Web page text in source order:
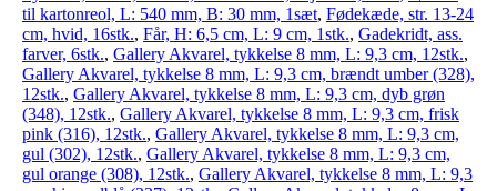
til kartonreol, L: 540 mm, B: 30 mm, 1sæt, Fødekæde, str. 13-24
cm, hvid, 16stk., Får, H: 6,5 cm, L: 9 cm, 1stk., Gadekridt, ass.
farver, 6stk., Gallery Akvarel, tykkelse 8 mm, L: 9,3 cm, 12stk.,
Gallery Akvarel, tykkelse 8 mm, L: 9,3 cm, brændt umber (328),
12stk., Gallery Akvarel, tykkelse 8 mm, L: 9,3 cm, dyb grøn
(348), 12stk., Gallery Akvarel, tykkelse 8 mm, L: 9,3 cm, frisk
pink (316), 12stk., Gallery Akvarel, tykkelse 8 mm, L: 9,3 cm,
gul (302), 12stk., Gallery Akvarel, tykkelse 8 mm, L: 9,3 cm,
gul orange (308), 12stk., Gallery Akvarel, tykkelse 8 mm, L: 9,3